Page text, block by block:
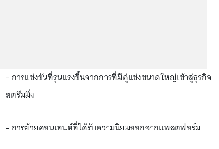
- การแข่งขันที่รุนแรงขึ้นจากการที่มีคู่แข่งขนาดใหญ่เข้าสู่ธุรกิจ
สตรีมมิ่ง
- การย้ายคอนเทนต์ที่ได้รับความนิยมออกจากแพลตฟอร์ม